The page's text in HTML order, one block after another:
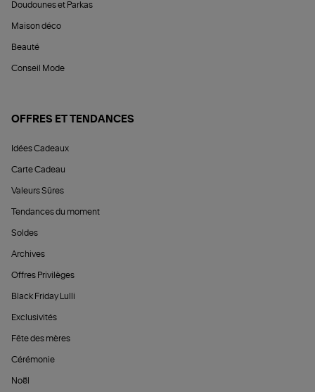
Doudounes et Parkas
Maison déco
Beauté
Conseil Mode
OFFRES ET TENDANCES
Idées Cadeaux
Carte Cadeau
Valeurs Sûres
Tendances du moment
Soldes
Archives
Offres Privilèges
Black Friday Lulli
Exclusivités
Fête des mères
Cérémonie
Noël